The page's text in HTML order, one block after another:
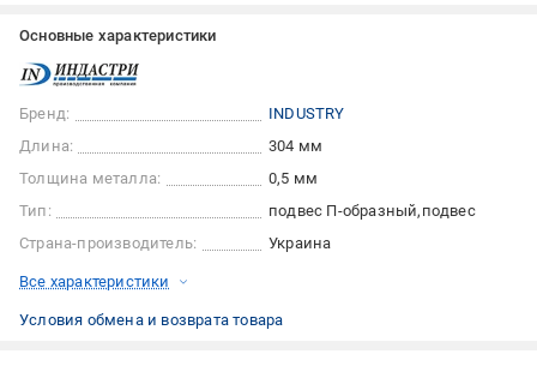
Основные характеристики
Бренд:
INDUSTRY
Длина:
304 мм
Толщина металла:
0,5 мм
Тип:
подвес П-образный подвес
Страна-производитель:
Украина
Все характеристики
Условия обмена и возврата товара